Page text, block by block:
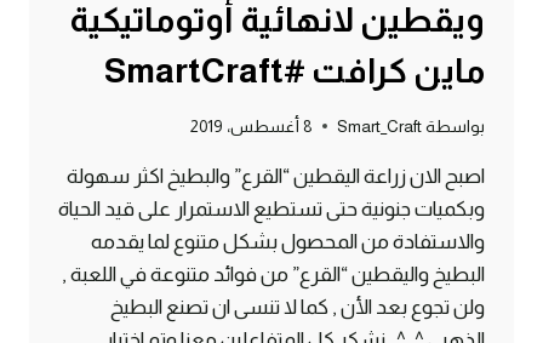
ويقطين لانهائية أوتوماتيكية
ماين كرافت #SmartCraft
بواسطة Smart_Craft 8 أغسطس، 2019
اصبح الان زراعة اليقطين “القرع” والبطيخ اكثر سهولة
وبكميات جنونية حتى تستطيع الاستمرار على قيد الحياة
والاستفادة من المحصول بشكل متنوع لما يقدمه
البطيخ واليقطين “القرع” من فوائد متنوعة في اللعبة ,
ولن تجوع بعد الأن , كما لا تنسى ان تصنع البطيخ